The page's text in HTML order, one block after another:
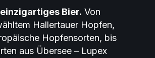
einzigartiges Bier. Von
Hallertauer Hopfen,
Hopfensorten, bis
aus Übersee – Lupex